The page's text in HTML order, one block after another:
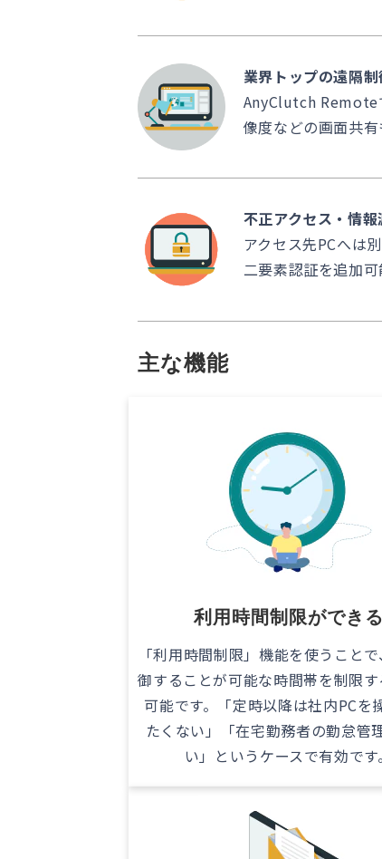
業界トップの遠隔
AnyClutch Remote
像度などの画面共有
不正アクセス・情
アクセス先PCへは
二要素認証を追加可
主な機能
利用時間制限ができる
「利用時間制限」機能を使うこと
御することが可能な時間帯を制限
可能です。「定時以降は社内PCを
たくない」「在宅勤務者の勤怠管
い」というケースで有効です。